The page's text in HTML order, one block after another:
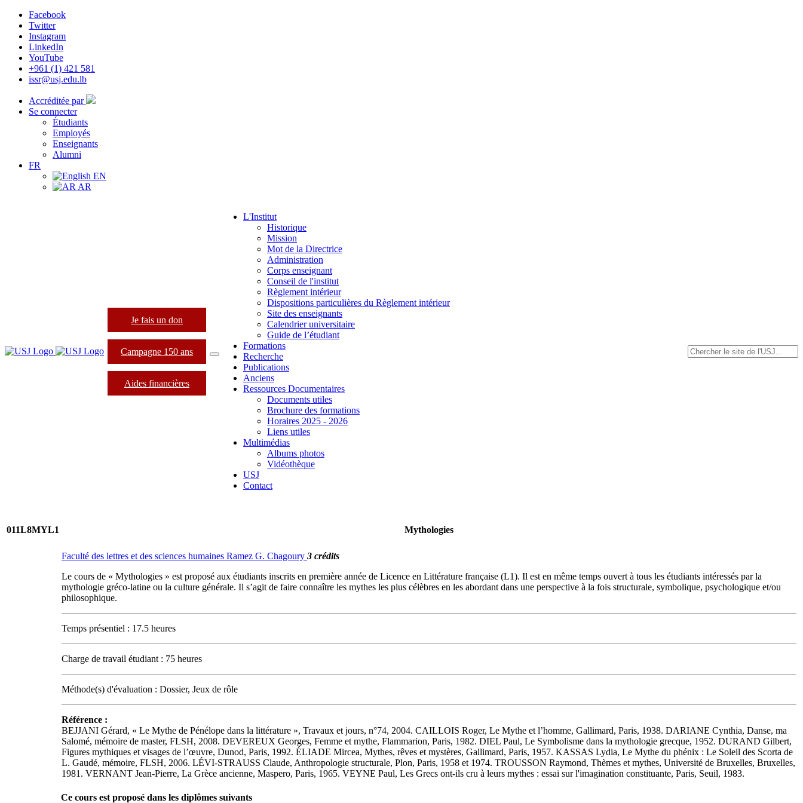
Facebook
Twitter
Instagram
LinkedIn
YouTube
+961 (1) 421 581
issr@usj.edu.lb
Accréditée par
Se connecter
Étudiants
Employés
Enseignants
Alumni
FR
EN
AR
Je fais un don
Campagne 150 ans
Aides financières
L'Institut
Historique
Mission
Mot de la Directrice
Administration
Corps enseignant
Conseil de l'institut
Règlement intérieur
Dispositions particulières du Règlement intérieur
Site des enseignants
Calendrier universitaire
Guide de l’étudiant
Formations
Recherche
Publications
Anciens
Ressources Documentaires
Documents utiles
Brochure des formations
Horaires 2025 - 2026
Liens utiles
Multimédias
Albums photos
Vidéothèque
USJ
Contact
011L8MYL1 Mythologies
Faculté des lettres et des sciences humaines Ramez G. Chagoury 3 crédits
Le cours de « Mythologies » est proposé aux étudiants inscrits en première année de Licence en Littérature française (L1). Il est en même temps ouvert à tous les étudiants intéressés par la
mythologie gréco-latine ou la culture générale. Il s’agit de faire connaître les mythes les plus célèbres en les abordant dans une perspective à la fois structurale, symbolique, psychologique et/ou
philosophique.
Temps présentiel : 17.5 heures
Charge de travail étudiant : 75 heures
Méthode(s) d'évaluation : Dossier, Jeux de rôle
Référence :
BEJJANI Gérard, « Le Mythe de Pénélope dans la littérature », Travaux et jours, n°74, 2004. CAILLOIS Roger, Le Mythe et l’homme, Gallimard, Paris, 1938. DARIANE Cynthia, Danse, ma
Salomé, mémoire de master, FLSH, 2008. DEVEREUX Georges, Femme et mythe, Flammarion, Paris, 1982. DIEL Paul, Le Symbolisme dans la mythologie grecque, 1952. DURAND Gilbert,
Figures mythiques et visages de l’œuvre, Dunod, Paris, 1992. ÉLIADE Mircea, Mythes, rêves et mystères, Gallimard, Paris, 1957. KASSAS Lydia, Le Mythe du phénix : Le Soleil des Scorta de
L. Gaudé, mémoire, FLSH, 2006. LÉVI-STRAUSS Claude, Anthropologie structurale, Plon, Paris, 1958 et 1974. TROUSSON Raymond, Thèmes et mythes, Université de Bruxelles, Bruxelles,
1981. VERNANT Jean-Pierre, La Grèce ancienne, Maspero, Paris, 1965. VEYNE Paul, Les Grecs ont-ils cru à leurs mythes : essai sur l'imagination constituante, Paris, Seuil, 1983.
Ce cours est proposé dans les diplômes suivants